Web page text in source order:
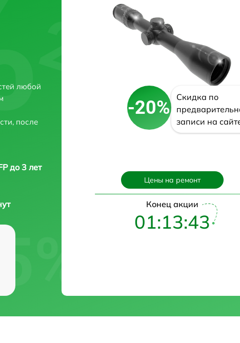
любой
после
до 3 лет
-20%
Скидка по
записи на
Цены на ремонт
Конец акции
01:13:42